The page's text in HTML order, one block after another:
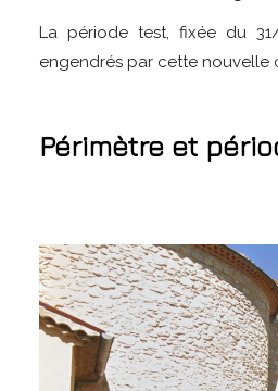
La période test, fixée du
engendrés par cette nouvelle
Périmètre et